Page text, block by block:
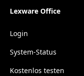
Lexware Office
Login
System-Status
Kostenlos testen